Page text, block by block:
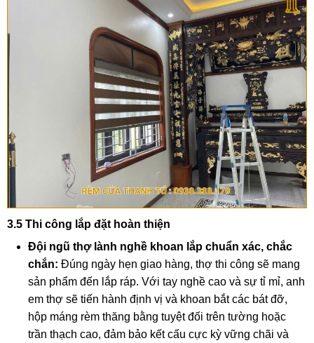
3.5 Thi công lắp đặt hoàn thiện
Đội ngũ thợ lành nghề khoan lắp chuẩn xác, chắc
chắn: Đúng ngày hẹn giao hàng, thợ thi công sẽ mang
sản phẩm đến lắp ráp. Với tay nghề cao và sự tỉ mỉ, anh
em thợ sẽ tiến hành định vị và khoan bắt các bát đỡ,
hộp máng rèm thăng bằng tuyệt đối trên tường hoặc
trần thạch cao, đảm bảo kết cấu cực kỳ vững chãi và